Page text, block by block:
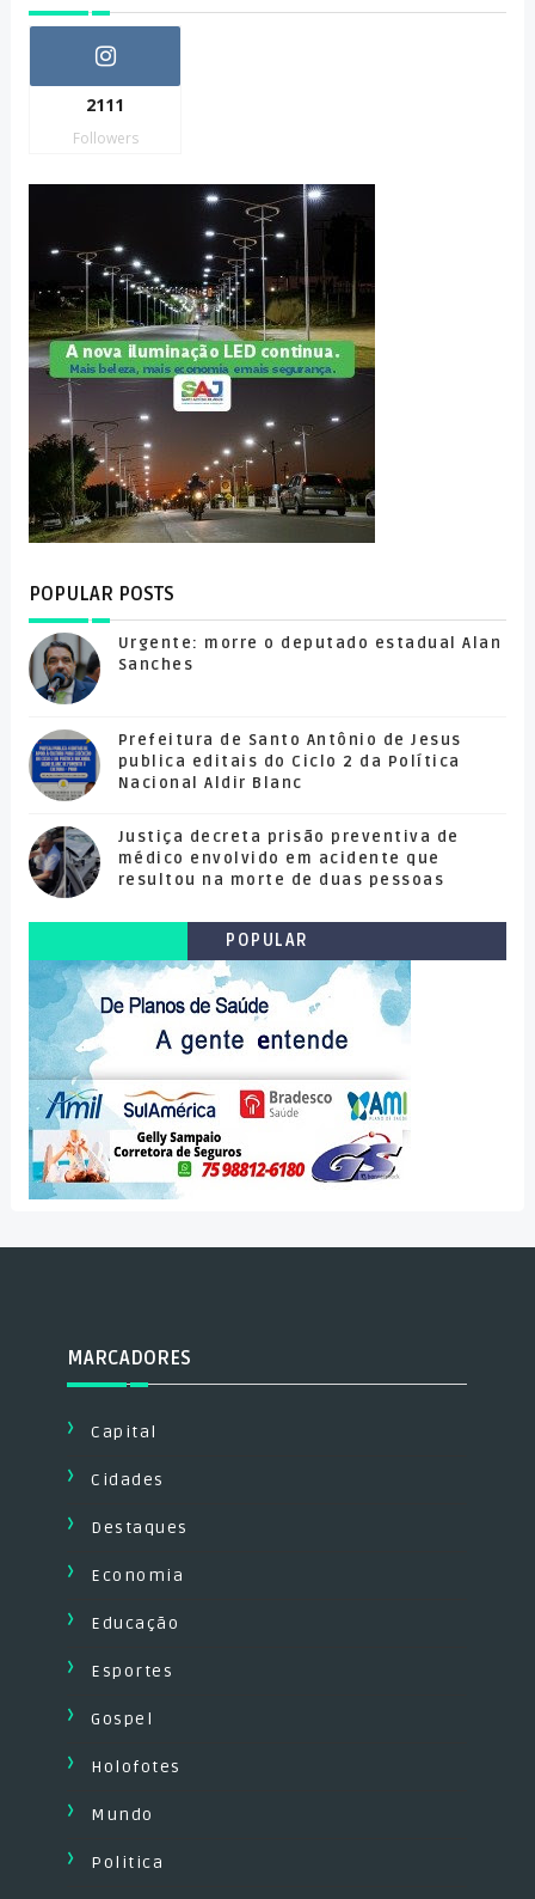
2111
Followers
POPULAR POSTS
Urgente: morre o deputado estadual Alan
Sanches
Prefeitura de Santo Antônio de Jesus
publica editais do Ciclo 2 da Política
Nacional Aldir Blanc
Justiça decreta prisão preventiva de
médico envolvido em acidente que
resultou na morte de duas pessoas
POPULAR
MARCADORES
Capital
Cidades
Destaques
Economia
Educação
Esportes
Gospel
Holofotes
Mundo
Politica